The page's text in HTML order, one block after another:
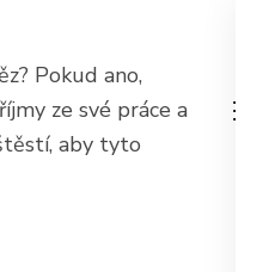
Pokud ano,
ze své práce a
aby tyto